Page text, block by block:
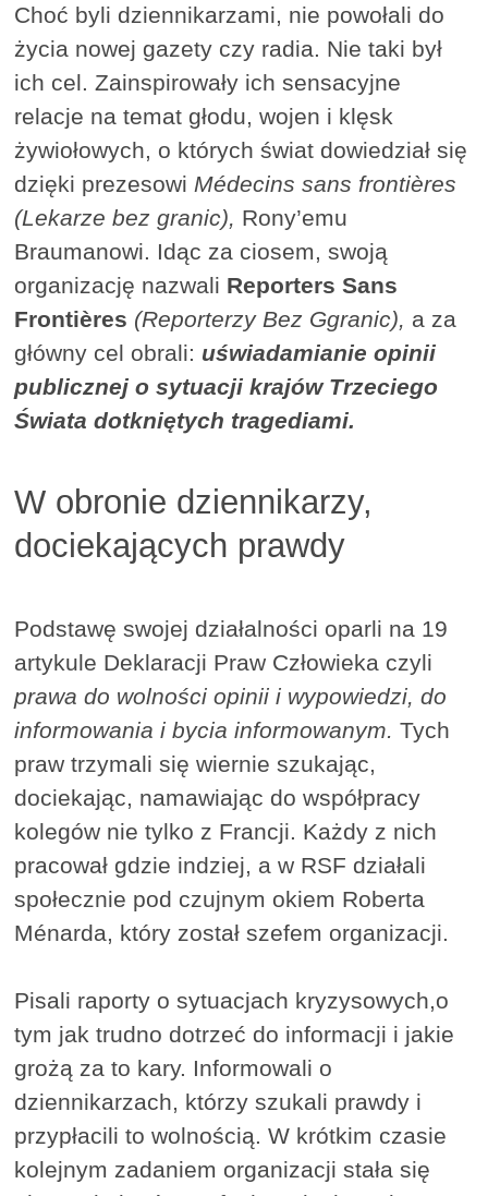
Choć byli dziennikarzami, nie powołali do
życia nowej gazety czy radia. Nie taki był
ich cel. Zainspirowały ich sensacyjne
relacje na temat głodu, wojen i klęsk
żywiołowych, o których świat dowiedział się
dzięki prezesowi Médecins sans frontières
(Lekarze bez granic), Rony’emu
Braumanowi. Idąc za ciosem, swoją
organizację nazwali Reporters Sans
Frontières (Reporterzy Bez Ggranic), a za
główny cel obrali: uświadamianie opinii
publicznej o sytuacji krajów Trzeciego
Świata dotkniętych tragediami.
W obronie dziennikarzy,
dociekających prawdy
Podstawę swojej działalności oparli na 19
artykule Deklaracji Praw Człowieka czyli
prawa do wolności opinii i wypowiedzi, do
informowania i bycia informowanym. Tych
praw trzymali się wiernie szukając,
dociekając, namawiając do współpracy
kolegów nie tylko z Francji. Każdy z nich
pracował gdzie indziej, a w RSF działali
społecznie pod czujnym okiem Roberta
Ménarda, który został szefem organizacji.
Pisali raporty o sytuacjach kryzysowych,o
tym jak trudno dotrzeć do informacji i jakie
grożą za to kary. Informowali o
dziennikarzach, którzy szukali prawdy i
przypłacili to wolnością. W krótkim czasie
kolejnym zadaniem organizacji stała się